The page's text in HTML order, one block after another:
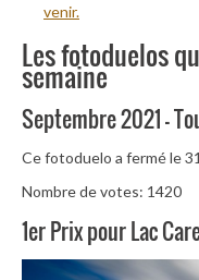
venir.
Les fotoduelos
semaine
Septembre 2021 –
Ce fotoduelo a fermé le
Nombre de votes: 1420
1er Prix pour Lac